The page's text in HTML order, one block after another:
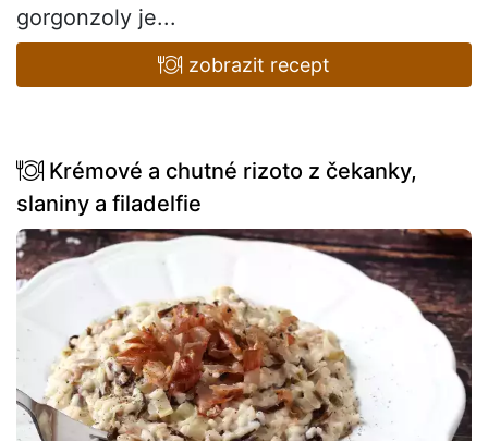
gorgonzoly je...
zobrazit recept
Krémové a chutné rizoto z čekanky,
slaniny a filadelfie